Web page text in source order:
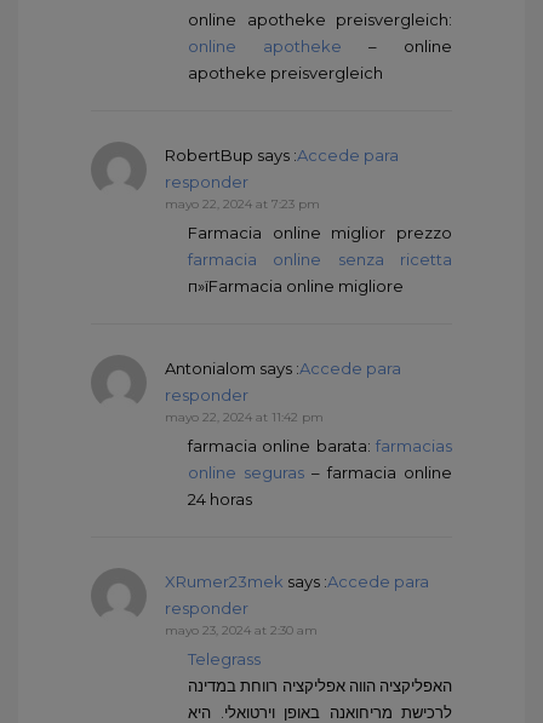
online apotheke preisvergleich:
online apotheke – online
apotheke preisvergleich
RobertBup says :Accede para
responder
mayo 22, 2024 at 7:23 pm
Farmacia online miglior prezzo
farmacia online senza ricetta
п»їFarmacia online migliore
Antonialom says :Accede para
responder
mayo 22, 2024 at 11:42 pm
farmacia online barata: farmacias
online seguras – farmacia online
24 horas
XRumer23mek says :Accede para
responder
mayo 23, 2024 at 2:30 am
Telegrass
האפליקציה הווה אפליקציה רווחת במדינה
לרכישת מריחואנה באופן וירטואלי. היא